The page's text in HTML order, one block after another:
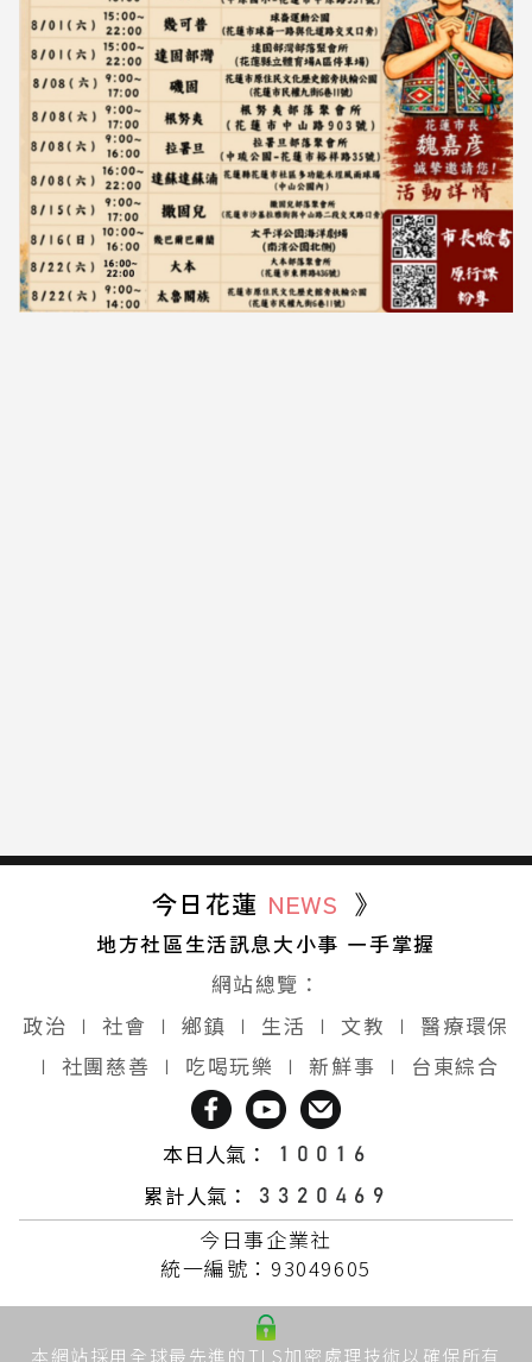
今日花蓮 NEWS 》
地方社區生活訊息大小事 一手掌握
網站總覽：
政治 ∣ 社會 ∣ 鄉鎮 ∣ 生活 ∣ 文教 ∣
醫療環保
∣ 社團慈善 ∣ 吃喝玩樂 ∣ 新鮮事 ∣ 台東綜合
本日人氣：
累計人氣：
今日事企業社
統一編號：93049605
本網站採用全球最先進的TLS加密處理技術以確保所有